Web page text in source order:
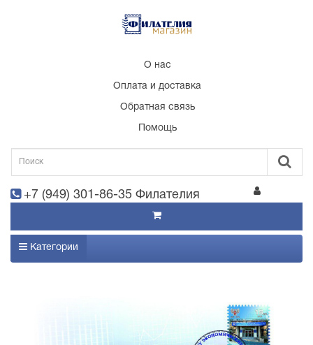
О нас
Оплата и доставка
Обратная связь
Помощь
+7 (949) 301-86-35 Филателия
Категории